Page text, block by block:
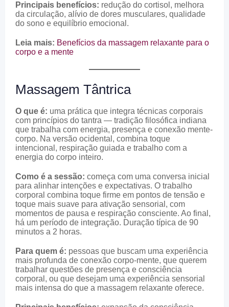
Principais benefícios: redução do cortisol, melhora
da circulação, alívio de dores musculares, qualidade
do sono e equilíbrio emocional.
Leia mais: Benefícios da massagem relaxante para o
corpo e a mente
Massagem Tântrica
O que é: uma prática que integra técnicas corporais
com princípios do tantra — tradição filosófica indiana
que trabalha com energia, presença e conexão mente-
corpo. Na versão ocidental, combina toque
intencional, respiração guiada e trabalho com a
energia do corpo inteiro.
Como é a sessão: começa com uma conversa inicial
para alinhar intenções e expectativas. O trabalho
corporal combina toque firme em pontos de tensão e
toque mais suave para ativação sensorial, com
momentos de pausa e respiração consciente. Ao final,
há um período de integração. Duração típica de 90
minutos a 2 horas.
Para quem é: pessoas que buscam uma experiência
mais profunda de conexão corpo-mente, que querem
trabalhar questões de presença e consciência
corporal, ou que desejam uma experiência sensorial
mais intensa do que a massagem relaxante oferece.